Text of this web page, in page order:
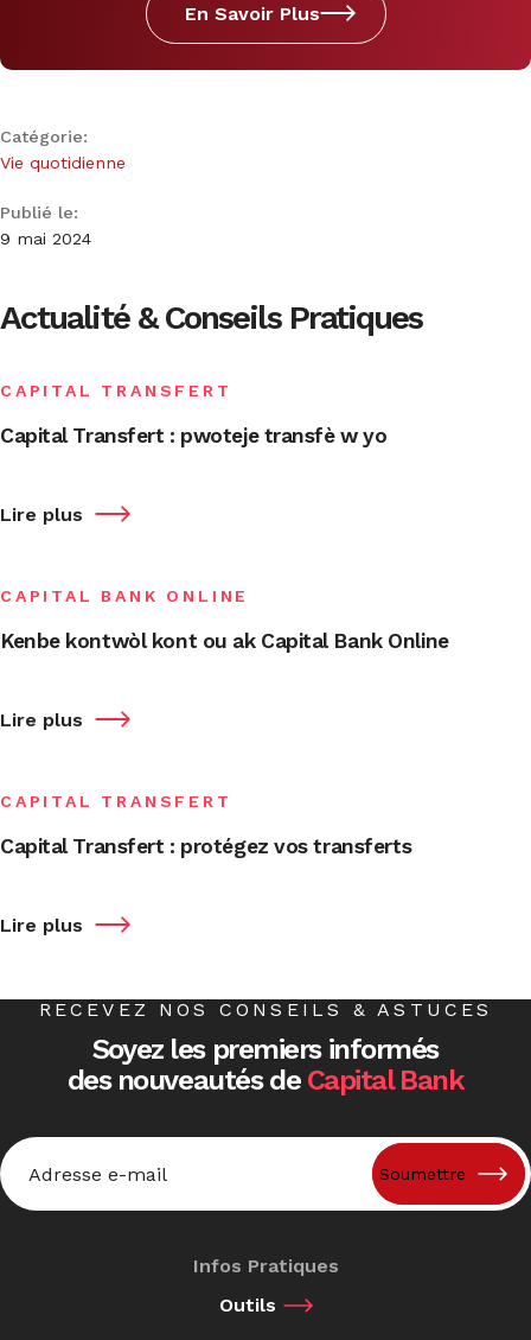
En Savoir Plus
Catégorie:
Vie quotidienne
Publié le:
9 mai 2024
Actualité & Conseils Pratiques
CAPITAL TRANSFERT
Capital Transfert : pwoteje transfè w yo
Lire plus
CAPITAL BANK ONLINE
Kenbe kontwòl kont ou ak Capital Bank Online
Lire plus
CAPITAL TRANSFERT
Capital Transfert : protégez vos transferts
Lire plus
RECEVEZ NOS CONSEILS & ASTUCES
Soyez les premiers informés
des nouveautés de Capital Bank
Infos Pratiques
Outils